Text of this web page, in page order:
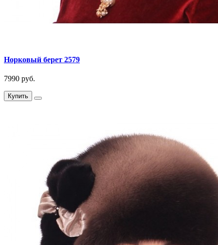
Норковый берет 2579
7990 руб.
Купить